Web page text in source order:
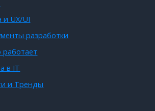
и UX/UI
разработки
работает
в IT
и Тренды